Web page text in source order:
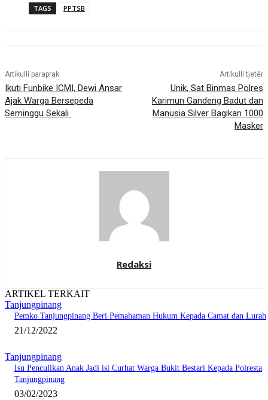
TAGS PPTSB
Artikulli paraprak
Ikuti Funbike ICMI, Dewi Ansar
Ajak Warga Bersepeda
Seminggu Sekali
Artikulli tjetër
Unik, Sat Binmas Polres
Karimun Gandeng Badut dan
Manusia Silver Bagikan 1000
Masker
Redaksi
ARTIKEL TERKAIT
Tanjungpinang
Pemko Tanjungpinang Beri Pemahaman Hukum Kepada Camat dan Lurah
21/12/2022
Tanjungpinang
Isu Penculikan Anak Jadi isi Curhat Warga Bukit Bestari Kepada Polresta
Tanjungpinang
03/02/2023